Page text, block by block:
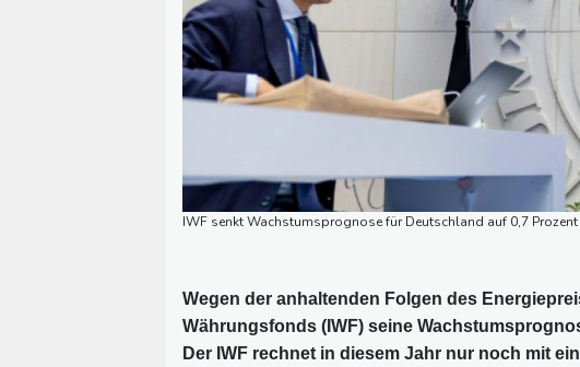
IWF senkt Wachstumsprognose für Deutschland auf 0,7
Wegen der anhaltenden Folgen des
Währungsfonds (IWF) seine
Der IWF rechnet in diesem Jahr nur noch mit